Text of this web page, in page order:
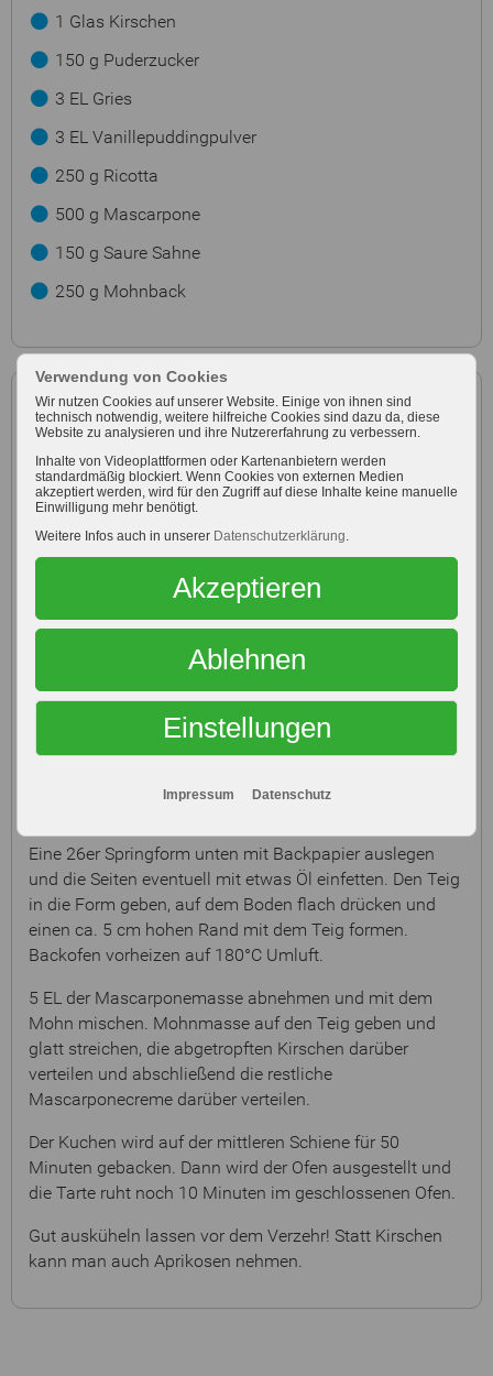
1 Glas Kirschen
150 g Puderzucker
3 EL Gries
3 EL Vanillepuddingpulver
250 g Ricotta
500 g Mascarpone
150 g Saure Sahne
250 g Mohnback
Zubereitung
Kirschen abtropfen lassen.
Zuerst stellen wir den Mürbeteig her. Dazu alle Zutaten
mit den Knethacken verkneten. Mürbeteig mag es gerne
kalt, deshalb am Besten kalte Butter aus dem
Kühlschrank verwenden sowie ein kaltes Ei. Noch
einmal mit den Händen durchkneten, zu einer Kugel
formen und in Klarsichtfolie verpackt in den
Nun 100 g Butter im Wasserbad schmelzen lassen.
Etwas abkühlen, bevor sie weiterverarbeitet wird. Mit
Puderzucker, Vanillepuddingpulver und Gries verrühren.
Dann Mascarpone, Saure Sahne und Ricotta zugeben
und kurz aufrühren. Anschließend Ei für Ei zur Masse
Eine 26er Springform unten mit Backpapier auslegen
und die Seiten eventuell mit etwas Öl einfetten. Den Teig
in die Form geben, auf dem Boden flach drücken und
einen ca. 5 cm hohen Rand mit dem Teig formen.
Backofen vorheizen auf 180°C Umluft.
5 EL der Mascarponemasse abnehmen und mit dem
Mohn mischen. Mohnmasse auf den Teig geben und
glatt streichen, die abgetropften Kirschen darüber
verteilen und abschließend die restliche
Mascarponecreme darüber verteilen.
Der Kuchen wird auf der mittleren Schiene für 50
Minuten gebacken. Dann wird der Ofen ausgestellt und
die Tarte ruht noch 10 Minuten im geschlossenen Ofen.
Gut ausküheln lassen vor dem Verzehr! Statt Kirschen
kann man auch Aprikosen nehmen.
Verwendung von Cookies
Wir nutzen Cookies auf unserer Website. Einige von ihnen sind
technisch notwendig, weitere hilfreiche Cookies sind dazu da, diese
Website zu analysieren und ihre Nutzererfahrung zu verbessern.
Inhalte von Videoplattformen oder Kartenanbietern werden
standardmäßig blockiert. Wenn Cookies von externen Medien
akzeptiert werden, wird für den Zugriff auf diese Inhalte keine manuelle
Einwilligung mehr benötigt.
Weitere Infos auch in unserer Datenschutzerklärung.
Impressum Datenschutz
Einstellungen
Ablehnen
Akzeptieren